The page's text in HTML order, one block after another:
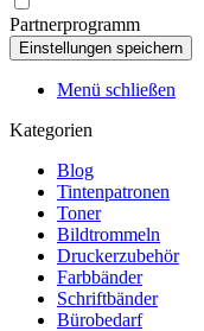
Partnerprogramm
Menü schließen
Kategorien
Blog
Tintenpatronen
Toner
Bildtrommeln
Druckerzubehör
Farbbänder
Schriftbänder
Bürobedarf